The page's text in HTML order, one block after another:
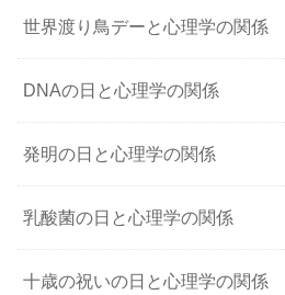
世界渡り鳥デーと心理学の関係
DNAの日と心理学の関係
発明の日と心理学の関係
乳酸菌の日と心理学の関係
十歳の祝いの日と心理学の関係